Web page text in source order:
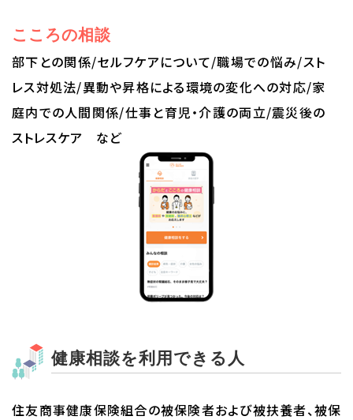
こころの相談
部下との関係/セルフケアについて/職場での悩み/スト
レス対処法/異動や昇格による環境の変化への対応/家
庭内での人間関係/仕事と育児・介護の両立/震災後の
ストレスケア など
健康相談を利用できる人
住友商事健康保険組合の被保険者および被扶養者、被保